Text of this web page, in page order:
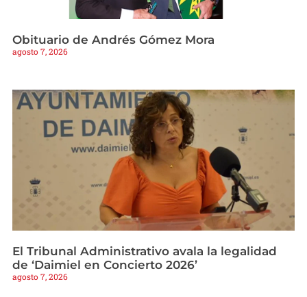
Obituario de Andrés Gómez Mora
agosto 7, 2026
El Tribunal Administrativo avala la legalidad
de ‘Daimiel en Concierto 2026’
agosto 7, 2026